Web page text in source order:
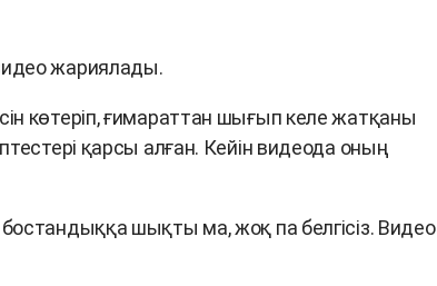
жариялады.
көтеріп, ғимараттан шығып келе жатқаны
қарсы алған. Кейін видеода оның
шықты ма, жоқ па белгісіз. Видео